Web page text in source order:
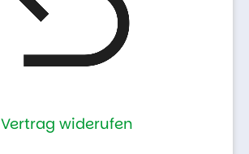
Vertrag widerufen